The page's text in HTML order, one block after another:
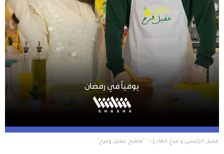
عقيل الرئيسي و فرح الهادي -  "مطبخ عقيل وفرح"